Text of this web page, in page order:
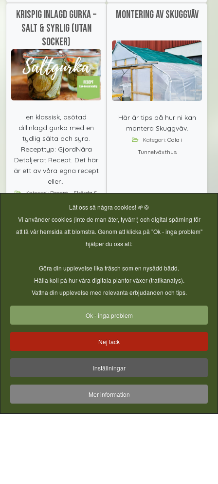
Krispig Inlagd Gurka –
Salt & Syrlig (utan
socker)
en klassisk, osötad
dillinlagd gurka med en
tydlig sälta och syra.
Recepttyp: GjordNära
Detaljerat Recept. Det här
är ett av våra egna recept
eller...
Kategori:Recept - Skörda &
Montering av skuggväv
Här är tips på hur ni kan
montera Skuggväv.
Kategori: Odla i
Tunnelväxthus
Inspiration - Ta Vara på skörden
Bilder & filmer från instagram - vill du synas här? - Tagga din
Låt oss så några cookies! 🌱🍪
Vi använder cookies (inte de man äter, tyvärr!) och digital spårning för
att få vår hemsida att blomstra. Genom att klicka på "Ok - inga problem"
hjälper du oss att:
Göra din upplevelse lika fräsch som en nysådd bädd.
Hålla koll på hur våra digitala plantor växer (trafikanalys).
Vattna din upplevelse med relevanta erbjudanden och tips.
Ok - inga problem
Nej tack
Inställningar
Mer information